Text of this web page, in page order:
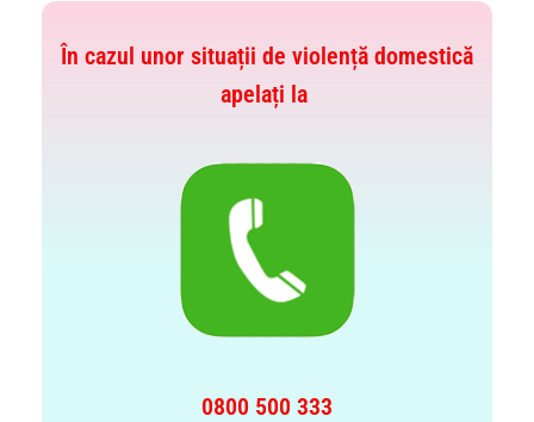
În cazul unor situații de violență domestică
apelați la
0800 500 333